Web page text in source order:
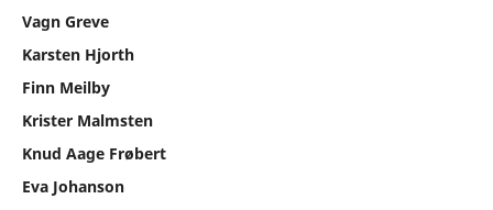
Vagn Greve
Karsten Hjorth
Finn Meilby
Krister Malmsten
Knud Aage Frøbert
Eva Johanson